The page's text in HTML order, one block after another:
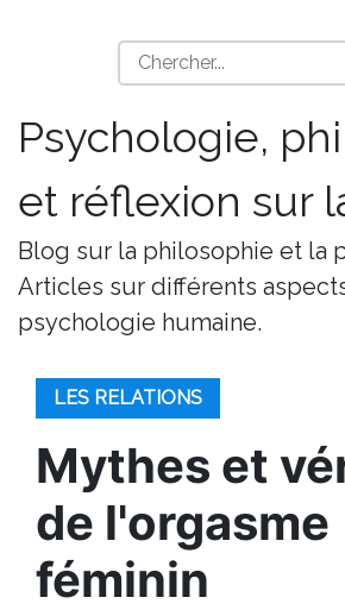
Psychologie,
et réflexion sur
Blog sur la philosophie et la
Articles sur différents
psychologie humaine.
LES RELATIONS
Mythes et
de l'orgasme
féminin